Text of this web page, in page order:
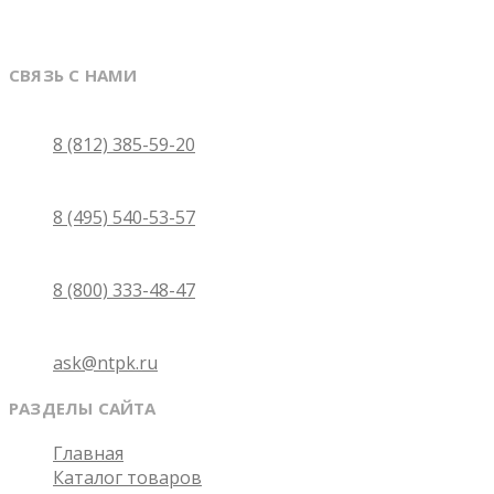
СВЯЗЬ С НАМИ
8 (812) 385-59-20
8 (495) 540-53-57
8 (800) 333-48-47
ask@ntpk.ru
РАЗДЕЛЫ САЙТА
Главная
Каталог товаров